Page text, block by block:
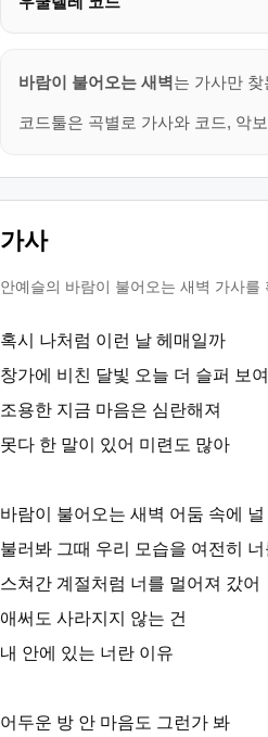
바람이 불어오는 새벽는 가사만
코드툴은 곡별로 가사와 코드, 악
가사
안예슬의 바람이 불어오는 새벽 가사
혹시 나처럼 이런 날 헤매일까
창가에 비친 달빛 오늘 더 슬퍼 보여
조용한 지금 마음은 심란해져
못다 한 말이 있어 미련도 많아
바람이 불어오는 새벽 어둠 속에 널
불러봐 그때 우리 모습을 여전히 너
스쳐간 계절처럼 너를 멀어져 갔어
애써도 사라지지 않는 건
내 안에 있는 너란 이유
어두운 방 안 마음도 그런가 봐